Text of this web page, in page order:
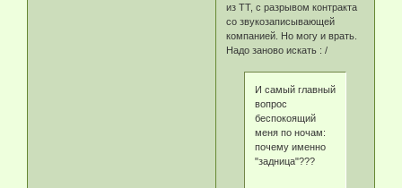
из ТТ, с разрывом контракта
со звукозаписывающей
компанией. Но могу и врать.
Надо заново искать : /
И самый главный
вопрос
беспокоящий
меня по ночам:
почему именно
"задница"???